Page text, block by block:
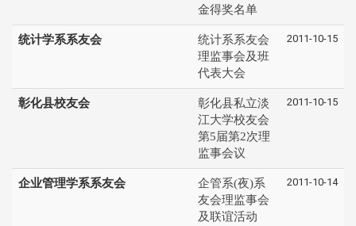
金得奖名单
统计学系系友会
统计系系友会
理监事会及班
代表大会
2011-10-15
彰化县校友会
彰化县私立淡
江大学校友会
第5届第2次理
监事会议
2011-10-15
企业管理学系系友会
企管系(夜)系
友会理监事会
及联谊活动
2011-10-14